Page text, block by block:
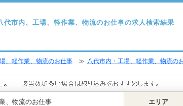
代市内、工場、軽作業、物流のお仕事の求人検索結果
、軽作業、物流のお仕事≫ 八代市内・工場、軽作業、物流の
、物流のお仕事 エリア